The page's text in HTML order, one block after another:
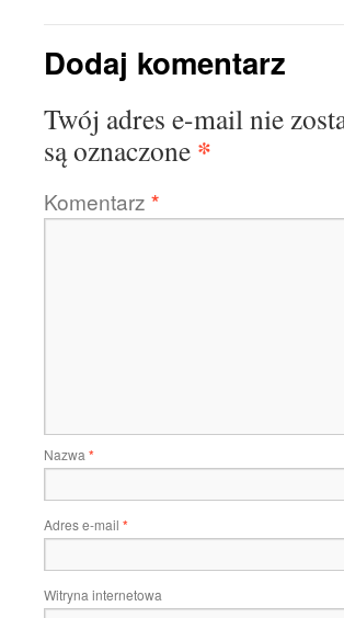
Dodaj komentarz
Twój adres e-mail nie
są oznaczone *
Komentarz *
Nazwa*
Adres e-mail *
Witryna internetowa